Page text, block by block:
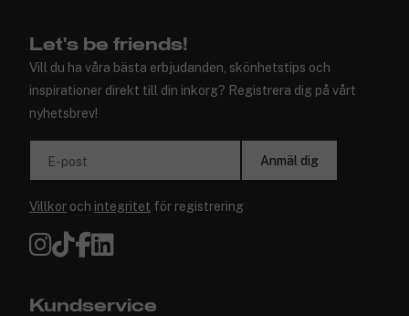
Let's be friends!
Vill du ha våra bästa erbjudanden, skönhetstips och
inspirationer direkt till din inkorg? Registrera dig på vårt
nyhetsbrev!
E-post Anmäl dig
Villkor och integritet för registrering
Kundservice